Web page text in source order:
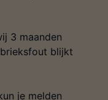
3 maanden
blijkt
je melden